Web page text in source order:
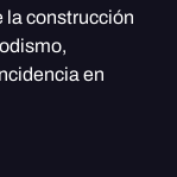
la construcción
en